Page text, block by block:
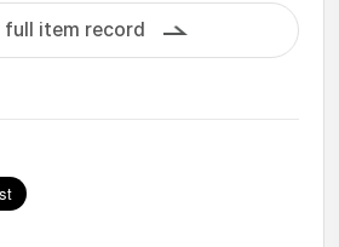
full item record